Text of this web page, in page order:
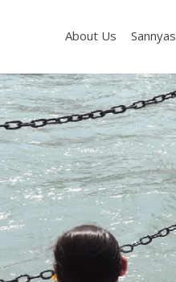
About Us Sannyas